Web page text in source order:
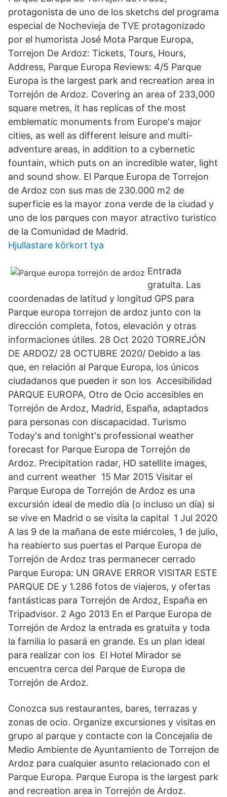
protagonista de uno de los sketchs del programa
especial de Nochevieja de TVE protagonizado
por el humorista José Mota Parque Europa,
Torrejon De Ardoz: Tickets, Tours, Hours,
Address, Parque Europa Reviews: 4/5 Parque
Europa is the largest park and recreation area in
Torrejón de Ardoz. Covering an area of 233,000
square metres, it has replicas of the most
emblematic monuments from Europe's major
cities, as well as different leisure and multi-
adventure areas, in addition to a cybernetic
fountain, which puts on an incredible water, light
and sound show. El Parque Europa de Torrejon
de Ardoz con sus mas de 230.000 m2 de
superficie es la mayor zona verde de la ciudad y
uno de los parques con mayor atractivo turistico
de la Comunidad de Madrid.
Hjullastare körkort tya
Entrada
gratuita. Las
coordenadas de latitud y longitud GPS para
Parque europa torrejon de ardoz junto con la
dirección completa, fotos, elevación y otras
informaciones útiles. 28 Oct 2020 TORREJÓN
DE ARDOZ/ 28 OCTUBRE 2020/ Debido a las
que, en relación al Parque Europa, los únicos
ciudadanos que pueden ir son los Accesibilidad
PARQUE EUROPA, Otro de Ocio accesibles en
Torrejón de Ardoz, Madrid, España, adaptados
para personas con discapacidad. Turismo
Today's and tonight's professional weather
forecast for Parque Europa de Torrejón de
Ardoz. Precipitation radar, HD satellite images,
and current weather 15 Mar 2015 Visitar el
Parque Europa de Torrejón de Ardoz es una
excursión ideal de medio día (o incluso un día) si
se vive en Madrid o se visita la capital 1 Jul 2020
A las 9 de la mañana de este miércoles, 1 de julio,
ha reabierto sus puertas el Parque Europa de
Torrejón de Ardoz tras permanecer cerrado
Parque Europa: UN GRAVE ERROR VISITAR ESTE
PARQUE DE y 1.286 fotos de viajeros, y ofertas
fantásticas para Torrejón de Ardoz, España en
Tripadvisor. 2 Ago 2013 En el Parque Europa de
Torrejón de Ardoz la entrada es gratuita y toda
la familia lo pasará en grande. Es un plan ideal
para realizar con los El Hotel Mirador se
encuentra cerca del Parque de Europa de
Torrejón de Ardoz.
Conozca sus restaurantes, bares, terrazas y
zonas de ocio. Organize excursiones y visitas en
grupo al parque y contacte con la Concejalia de
Medio Ambiente de Ayuntamiento de Torrejon de
Ardoz para cualquier asunto relacionado con el
Parque Europa. Parque Europa is the largest park
and recreation area in Torrejón de Ardoz.